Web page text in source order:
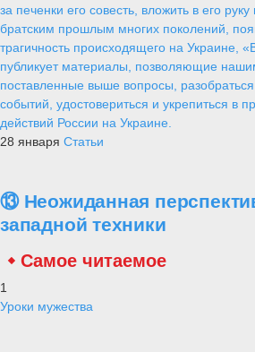
за печенки его совесть, вложить в его
братским прошлым многих поколений,
трагичность происходящего на Украине,
публикует материалы, позволяющие
поставленные выше вопросы,
событий, удостовериться и укрепиться в
действий России на Украине.
28 января Статьи
⑬ Неожиданная
западной техники
Самое читаемое
1
Уроки мужества